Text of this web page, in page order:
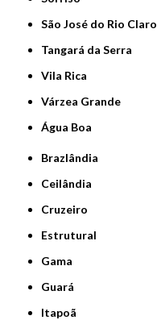
São José do Rio Claro
Tangará da Serra
Vila Rica
Várzea Grande
Água Boa
Brazlândia
Ceilândia
Cruzeiro
Estrutural
Gama
Guará
Itapoã